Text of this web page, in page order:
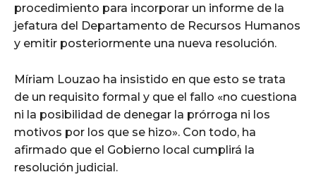
procedimiento para incorporar un informe de la
jefatura del Departamento de Recursos Humanos
y emitir posteriormente una nueva resolución.
Míriam Louzao ha insistido en que esto se trata
de un requisito formal y que el fallo «no cuestiona
ni la posibilidad de denegar la prórroga ni los
motivos por los que se hizo». Con todo, ha
afirmado que el Gobierno local cumplirá la
resolución judicial.